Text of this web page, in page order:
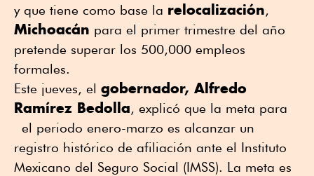
y que tiene como base la relocalización,
Michoacán para el primer trimestre del año
pretende superar los 500,000 empleos
formales.
Este jueves, el gobernador, Alfredo
Ramírez Bedolla, explicó que la meta para
el periodo enero-marzo es alcanzar un
registro histórico de afiliación ante el Instituto
Mexicano del Seguro Social (IMSS). La meta es